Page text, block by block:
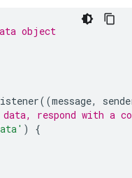
object
((message,
respond with a
)
{